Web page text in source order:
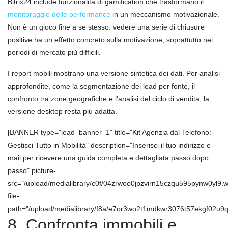
monitoraggio delle performance in un meccanismo motivazionale.
Non è un gioco fine a se stesso: vedere una serie di chiusure
positive ha un effetto concreto sulla motivazione, soprattutto nei
periodi di mercato più difficili.
I report mobili mostrano una versione sintetica dei dati. Per analisi
approfondite, come la segmentazione dei lead per fonte, il
confronto tra zone geografiche e l'analisi del ciclo di vendita, la
versione desktop resta più adatta.
[BANNER type="lead_banner_1" title="Kit Agenzia dal Telefono:
Gestisci Tutto in Mobilità" description="Inserisci il tuo indirizzo e-
mail per ricevere una guida completa e dettagliata passo dopo
passo" picture-
src="/upload/medialibrary/c0f/
file-
path="/upload/medialibrary/f8a/